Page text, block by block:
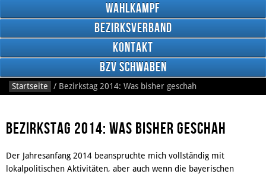
Wahlkampf
Bezirksverband
Kontakt
BzV Schwaben
Startseite / Bezirkstag 2014: Was bisher geschah
Bezirkstag 2014: Was bisher geschah
Der Jahresanfang 2014 beanspruchte mich vollständig mit
lokalpolitischen Aktivitäten, aber auch wenn die bayerischen